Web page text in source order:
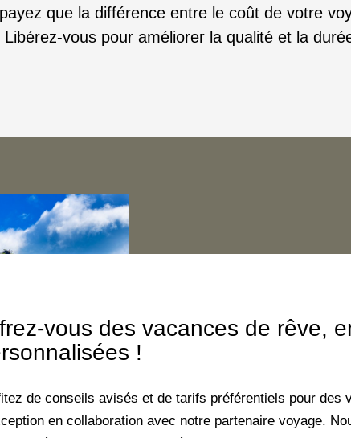
que la différence entre le coût de votre
vous pour améliorer la qualité et la
vous des vacances de rêve,
!
de conseils avisés et de tarifs préférentiels pour des
en collaboration avec notre partenaire voyage.